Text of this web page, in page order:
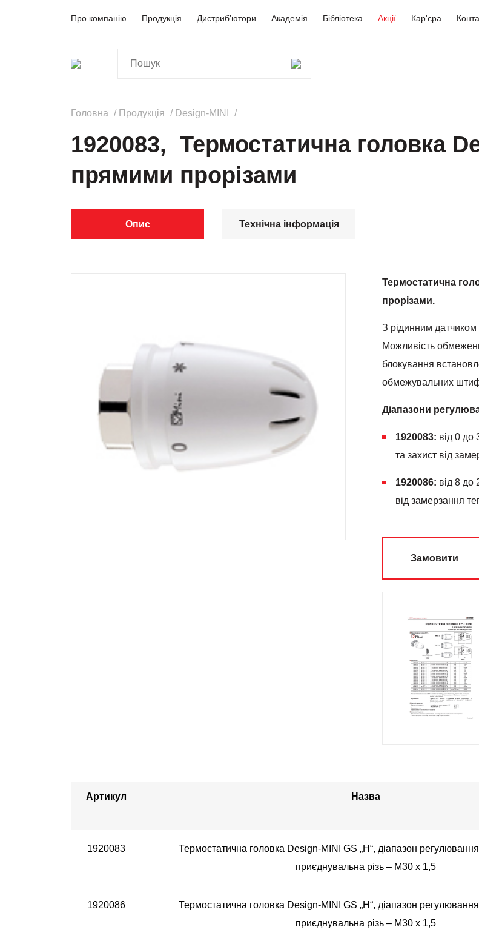
Про компанію Продукція Дистриб’ютори Академія Бібліотека Акції Кар'єра
Головна Продукція Design-MINI
1920083, Термостатична головка
прямими прорізами
Опис Технічна інформація
Термостатична
прорізами.
З рідинним
Можливість
блокування
обмежувальних
Діапазони
1920083: від 0 до
та захист від
1920086: від 8 до
від замерзання
Замовити
Артикул Назва
1920083
Термостатична головка Design-MINI GS „H“, діапазон
приєднувальна різь – M30 x 1,5
1920086
Термостатична головка Design-MINI GS „H“, діапазон
приєднувальна різь – M30 x 1,5